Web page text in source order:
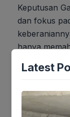
Keputusan
dan fokus
hanya
membuat
kenal saat
Latest